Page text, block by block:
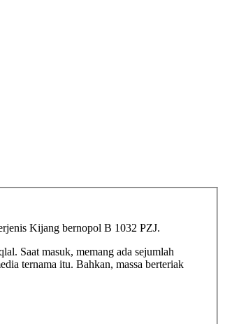
Kijang bernopol B 1032 PZJ.
Saat masuk, memang ada sejumlah
ternama itu. Bahkan, massa berteriak